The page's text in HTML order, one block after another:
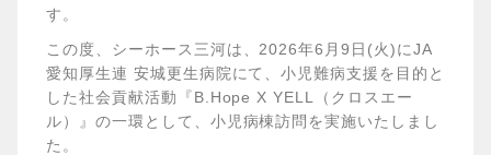
す。
この度、シーホース三河は、2026年6月9日(火)にJA
愛知厚生連 安城更生病院にて、小児難病支援を目的と
した社会貢献活動『B.Hope X YELL（クロスエー
ル）』の一環として、小児病棟訪問を実施いたしまし
た。